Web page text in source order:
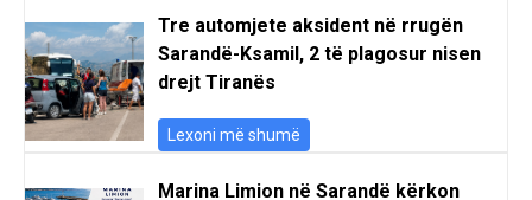
Tre automjete aksident në rrugën
Sarandë-Ksamil, 2 të plagosur nisen
drejt Tiranës
Lexoni më shumë
Marina Limion në Sarandë kërkon